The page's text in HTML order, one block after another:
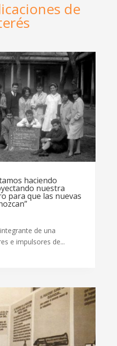
de
haciendo
nuestra
para que las nuevas
de una
e impulsores de...